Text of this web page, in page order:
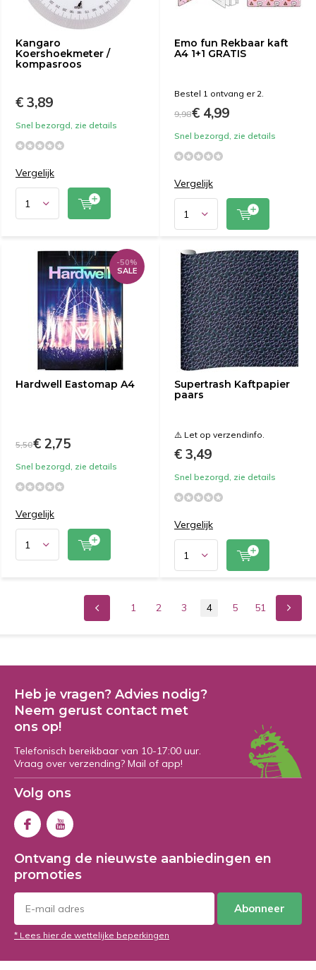
Kangaro
Koershoekmeter /
kompasroos
€ 3,89
Snel bezorgd, zie details
Vergelijk
Emo fun Rekbaar kaft
A4 1+1 GRATIS
Bestel 1 ontvang er 2.
9,98€ 4,99
Snel bezorgd, zie details
Vergelijk
Hardwell Eastomap A4
-50%
SALE
5,50€ 2,75
Snel bezorgd, zie details
Vergelijk
Supertrash Kaftpapier
paars
⚠️ Let op verzendinfo.
€ 3,49
Snel bezorgd, zie details
Vergelijk
1 2 3 4 5 51
Heb je vragen? Advies nodig?
Neem gerust contact met
ons op!
Telefonisch bereikbaar van 10-17:00 uur.
Vraag over verzending? Mail of app!
Volg ons
Ontvang de nieuwste aanbiedingen en
promoties
Abonneer
* Lees hier de wettelijke beperkingen